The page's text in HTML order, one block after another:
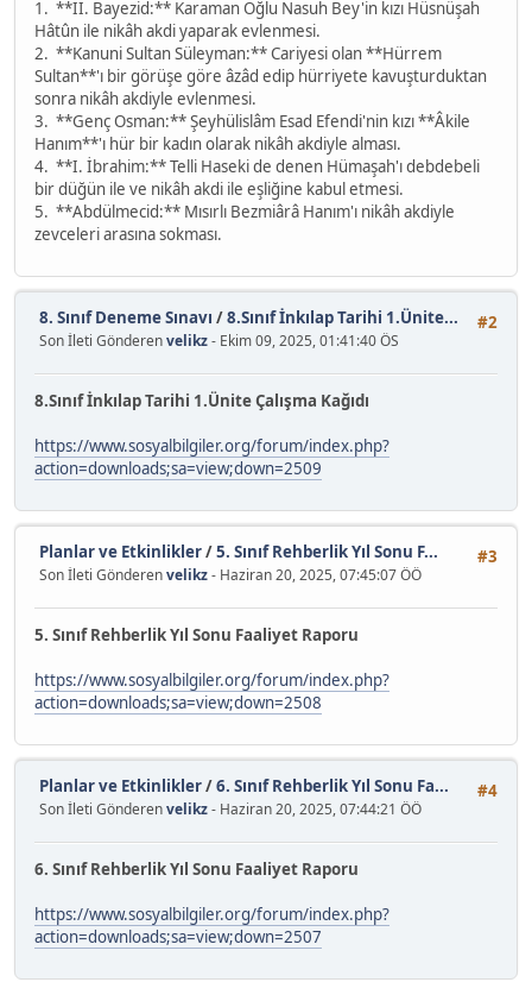
1. **II. Bayezid:** Karaman Oğlu Nasuh Bey'in kızı Hüsnüşah
Hâtûn ile nikâh akdi yaparak evlenmesi.
2. **Kanuni Sultan Süleyman:** Cariyesi olan **Hürrem
Sultan**'ı bir görüşe göre âzâd edip hürriyete kavuşturduktan
sonra nikâh akdiyle evlenmesi.
3. **Genç Osman:** Şeyhülislâm Esad Efendi'nin kızı **Âkile
Hanım**'ı hür bir kadın olarak nikâh akdiyle alması.
4. **I. İbrahim:** Telli Haseki de denen Hümaşah'ı debdebeli
bir düğün ile ve nikâh akdi ile eşliğine kabul etmesi.
5. **Abdülmecid:** Mısırlı Bezmiârâ Hanım'ı nikâh akdiyle
zevceleri arasına sokması.
#2
8. Sınıf Deneme Sınavı /8.Sınıf İnkılap Tarihi 1.Ünite...
Son İleti Gönderenvelikz- Ekim 09, 2025, 01:41:40 ÖS
8.Sınıf İnkılap Tarihi 1.Ünite Çalışma Kağıdı
https://www.sosyalbilgiler.org/forum/index.php?
action=downloads;sa=view;down=2509
#3
Planlar ve Etkinlikler/5. Sınıf Rehberlik Yıl Sonu F...
Son İleti Gönderenvelikz- Haziran 20, 2025, 07:45:07 ÖÖ
5. Sınıf Rehberlik Yıl Sonu Faaliyet Raporu
https://www.sosyalbilgiler.org/forum/index.php?
action=downloads;sa=view;down=2508
#4
Planlar ve Etkinlikler/6. Sınıf Rehberlik Yıl Sonu Fa...
Son İleti Gönderenvelikz- Haziran 20, 2025, 07:44:21 ÖÖ
6. Sınıf Rehberlik Yıl Sonu Faaliyet Raporu
https://www.sosyalbilgiler.org/forum/index.php?
action=downloads;sa=view;down=2507